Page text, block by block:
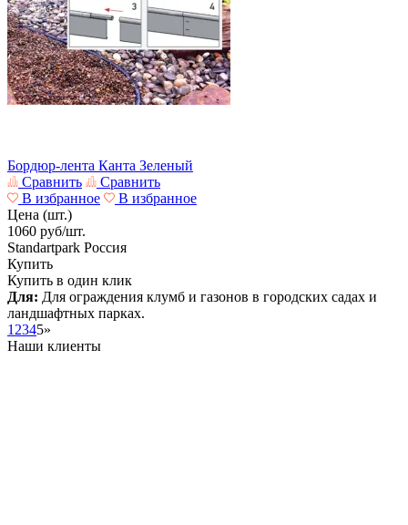
Бордюр-лента Канта Зеленый
Сравнить
Сравнить
В избранное
В избранное
Цена (шт.)
1060 руб/шт.
Standartpark Россия
Купить
Купить в один клик
Для: Для ограждения клумб и газонов в городских садах и
ландшафтных парках.
1 2345»
Наши клиенты